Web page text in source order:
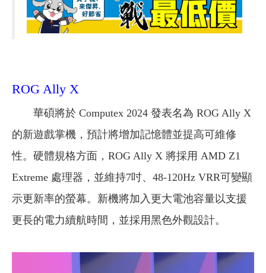
ROG Ally X
華碩將於 Computex 2024 發表名為 ROG Ally X
的新遊戲掌機，預計將增加記憶體並提高可維修
性。硬體規格方面，ROG Ally X 將採用 AMD Z1
Extreme 處理器，並維持7吋、48-120Hz VRR可變顯
示更新率的螢幕。新機將加入更大電池容量以支援
更長的電力續航時間，並採用黑色外觀設計。